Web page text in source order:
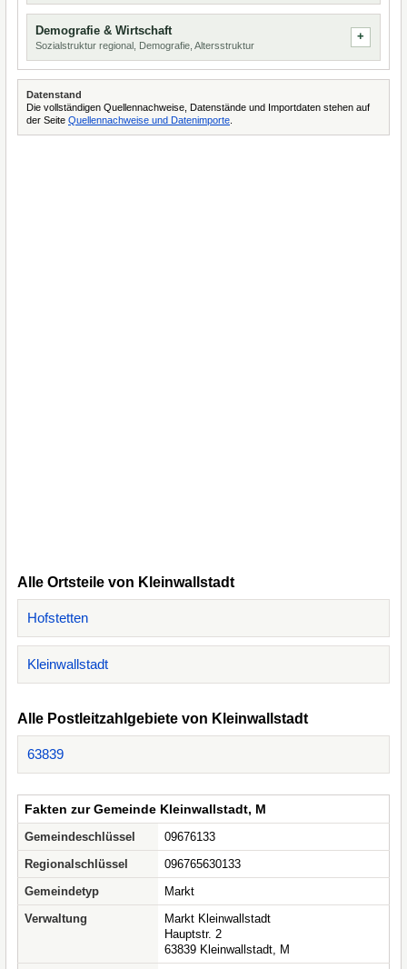
Demografie & Wirtschaft
Sozialstruktur regional, Demografie, Altersstruktur
Datenstand
Die vollständigen Quellennachweise, Datenstände und Importdaten stehen auf
der Seite Quellennachweise und Datenimporte
Alle Ortsteile von Kleinwallstadt
Hofstetten
Kleinwallstadt
Alle Postleitzahlgebiete von Kleinwallstadt
63839
Fakten zur Gemeinde Kleinwallstadt, M
Gemeindeschlüssel
09676133
Regionalschlüssel
096765630133
Gemeindetyp
Markt
Verwaltung
Markt Kleinwallstadt
Hauptstr. 2
63839 Kleinwallstadt, M